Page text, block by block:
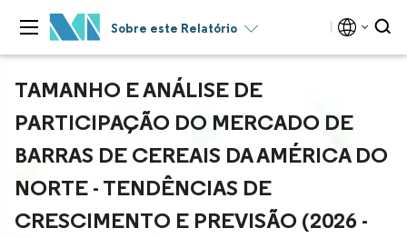
Sobre este Relatório
TAMANHO E ANÁLISE DE
PARTICIPAÇÃO DO MERCADO DE
BARRAS DE CEREAIS DA AMÉRICA DO
NORTE - TENDÊNCIAS DE
CRESCIMENTO E PREVISÃO (2026 -